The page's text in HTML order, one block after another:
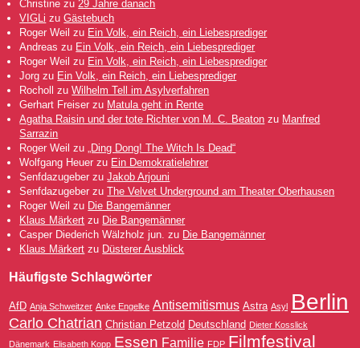
Christine zu 29 Jahre danach
VIGLi zuGästebuch
Roger Weil zu Ein Volk, ein Reich, ein Liebesprediger
Andreas zu Ein Volk, ein Reich, ein Liebesprediger
Roger Weil zu Ein Volk, ein Reich, ein Liebesprediger
Jorg zu Ein Volk, ein Reich, ein Liebesprediger
Rocholl
zuWilhelm Tell im Asylverfahren
Gerhart Freiser zu Matula geht in Rente
Agatha Raisin und der tote Richter von M. C. Beaton zu Manfred
Sarrazin
Roger Weil zu
„Ding Dong! The Witch Is Dead“
Wolfgang Heuer zu Ein Demokratielehrer
Senfdazugeber zuJakob Arjouni
Senfdazugeber zuThe Velvet Underground am Theater Oberhausen
Roger Weil zu Die Bangemänner
Klaus Märkert zu Die Bangemänner
Casper Diederich Wälzholz jun. zu Die Bangemänner
Klaus Märkert zu Düsterer Ausblick
Häufigste Schlagwörter
AfD Anja Schweitzer Anke Engelke Antisemitismus Astra Asyl Berlin
Carlo Chatrian Christian Petzold Deutschland Dieter Kosslick
Dänemark Elisabeth Kopp Essen Familie FDP Filmfestival